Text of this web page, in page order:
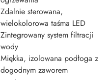
Zdalnie sterowana,
wielokolorowa taśma LED
Zintegrowany system filtracji
wody
Miękka, izolowana podłoga z
dogodnym zaworem